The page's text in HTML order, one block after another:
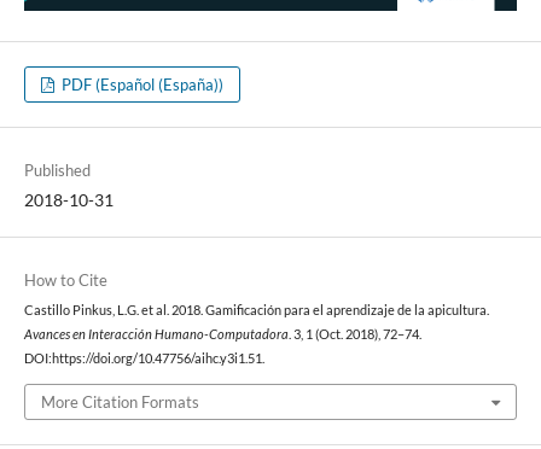
PDF (Español (España))
Published
2018-10-31
How to Cite
Castillo Pinkus, L.G. et al. 2018. Gamificación para el aprendizaje de la apicultura.
Avances en Interacción Humano-Computadora . 3, 1 (Oct. 2018), 72–74.
DOI:https://doi.org/10.47756/aihc.y3i1.51.
More Citation Formats